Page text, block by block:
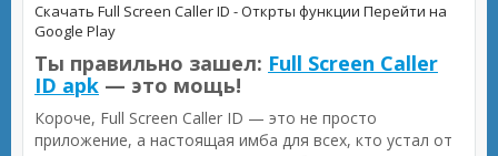
Скачать Full Screen Caller ID - Открты функции Перейти на
Google Play
Ты правильно зашел: Full Screen Caller
ID apk — это мощь!
Короче, Full Screen Caller ID — это не просто
приложение, а настоящая имба для всех, кто устал от